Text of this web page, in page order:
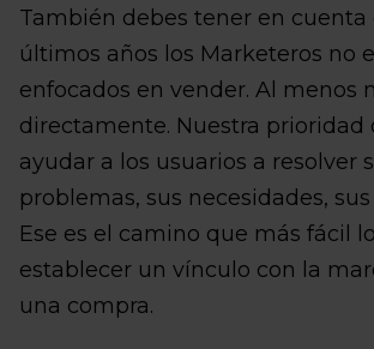
También debes tener en cuenta
últimos años los Marketeros no
enfocados en vender. Al menos
directamente. Nuestra prioridad
ayudar a los usuarios a resolver
problemas, sus necesidades,
Ese es el camino que más fácil
establecer un vínculo con la
una compra.